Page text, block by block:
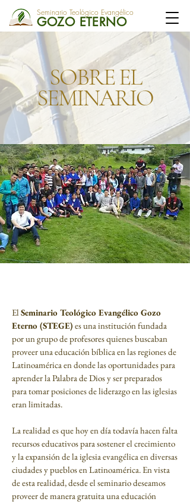
Seminario Teológico Evangélico
GOZO ETERNO
SOBRE EL
SEMINARIO
¿Quiénes somos?
El Seminario Teológico Evangélico Gozo
Eterno (STEGE) es una institución fundada
por un grupo de profesores quienes buscaban
proveer una educación bíblica en las regiones de
Latinoamérica en donde las oportunidades para
aprender la Palabra de Dios y ser preparados
para tomar posiciones de liderazgo en las iglesias
eran limitadas.
La realidad es que hoy en día todavía hacen falta
recursos educativos para sostener el crecimiento
y la expansión de la iglesia evangélica en diversas
ciudades y pueblos en Latinoamérica. En vista
de esta realidad, desde el seminario deseamos
proveer de manera gratuita una educación